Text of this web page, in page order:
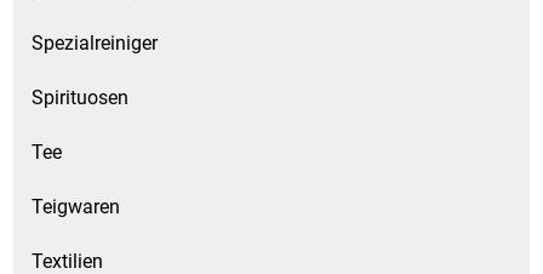
Spezialreiniger
Spirituosen
Tee
Teigwaren
Textilien